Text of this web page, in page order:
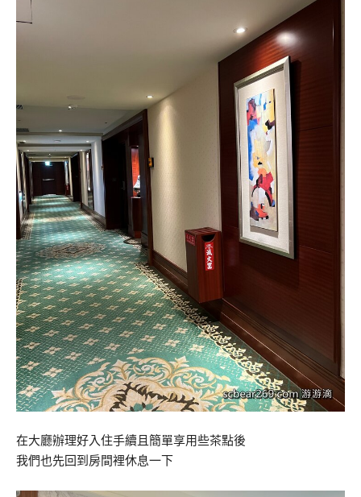
在大廳辦理好入住手續且簡單享用些茶點後
我們也先回到房間裡休息一下